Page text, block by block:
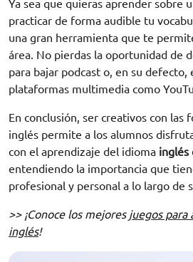
Ya sea que quieras aprender sobre
practicar de forma audible tu
una gran herramienta que te
área. No pierdas la oportunidad de
para bajar podcast o, en su defecto,
plataformas multimedia como
En conclusión, ser creativos con las
inglés permite a los alumnos
con el aprendizaje del idioma inglés
entendiendo la importancia que
profesional y personal a lo largo de
>> ¡Conoce los mejores juegos para
inglés!